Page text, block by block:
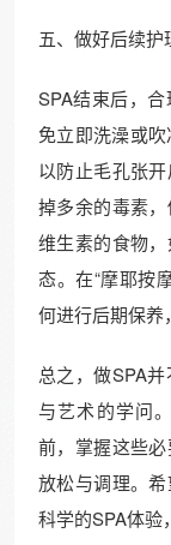
五、做好后续护
SPA结束后，
免立即洗澡或吹
以防止毛孔张
掉多余的毒素
维生素的食物
态。在“摩耶按
何进行后期保养
总之，做SPA
与艺术的学问
前，掌握这些
放松与调理。
科学的SPA体验